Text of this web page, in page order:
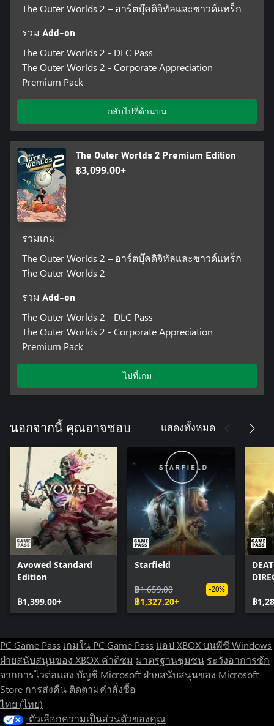
The Outer Worlds 2 – อาร์ตบุ๊คดิจิทัลและซาวด์แทร็ก
รวม Add-on
The Outer Worlds 2 - DLC Pass
The Outer Worlds 2 - Corporate Appreciation
Premium Pack
กลับไปที่ด้านบน
The Outer Worlds 2 Premium Edition
฿3,099.00+
รวมเกม
The Outer Worlds 2 – อาร์ตบุ๊คดิจิทัลและซาวด์แทร็ก
The Outer Worlds 2
รวม Add-on
The Outer Worlds 2 - DLC Pass
The Outer Worlds 2 - Corporate Appreciation
Premium Pack
ไปที่เกม
นอกจากนี้ คุณอาจชอบ แสดงทั้งหมด
Avowed Standard
Edition
฿1,399.00+
Starfield
฿1,659.00
฿1,327.20+
-20%
฿
PC Game Pass เกมใน PC Game Pass แอป XBOX บนพีซี Windows
ฝ่ายสนับสนุนของ XBOX คำติชม มาตรฐานชุมชน ระวังอาการชัก
จากการไวต่อแสง บัญชี Microsoft ฝ่ายสนับสนุนของ Microsoft
Store การส่งคืน ติดตามคำสั่งซื้อ
ไทย (ไทย)
ตัวเลือกความเป็นส่วนตัวของคุณ